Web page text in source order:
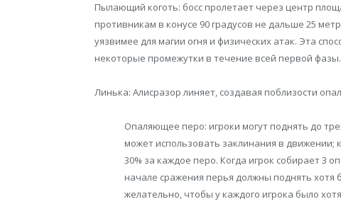
Пылающий коготь: босс пролетает через центр
противникам в конусе 90 градусов не дальше 25
уязвимее для магии огня и физических атак. Эта
некоторые промежутки в течение всей первой фазы.
Линька: Алисразор линяет, создавая поблизости
Опаляющее перо: игроки могут поднять до
может использовать заклинания в движении;
30% за каждое перо. Когда игрок собирает 3
начале сражения перья должны поднять хотя
желательно, чтобы у каждого игрока было